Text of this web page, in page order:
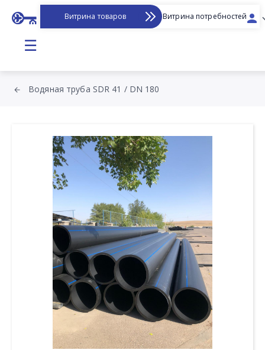
Витрина товаров Витрина потребностей
☰
Водяная труба SDR 41 / DN 180